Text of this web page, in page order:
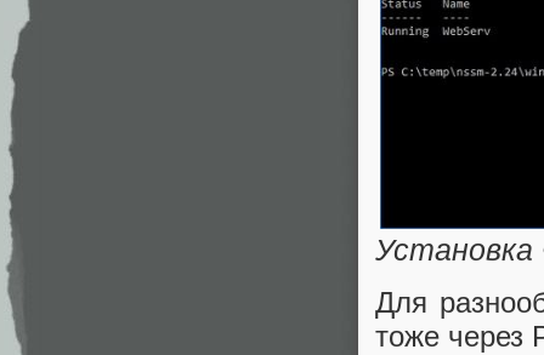
Установка
Для
тоже через